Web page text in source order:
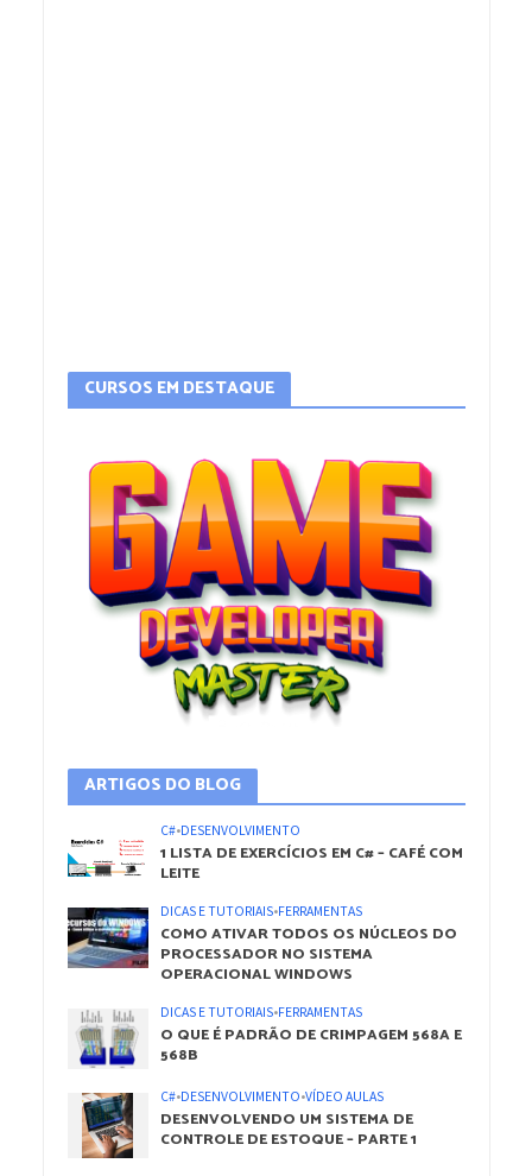
CURSOS EM DESTAQUE
ARTIGOS DO BLOG
C#•DESENVOLVIMENTO
1 LISTA DE EXERCÍCIOS EM C# – CAFÉ COM
LEITE
DICAS E TUTORIAIS•FERRAMENTAS
COMO ATIVAR TODOS OS NÚCLEOS DO
PROCESSADOR NO SISTEMA
OPERACIONAL WINDOWS
DICAS E TUTORIAIS•FERRAMENTAS
O QUE É PADRÃO DE CRIMPAGEM 568A E
568B
C#•DESENVOLVIMENTO•VÍDEO AULAS
DESENVOLVENDO UM SISTEMA DE
CONTROLE DE ESTOQUE – PARTE 1